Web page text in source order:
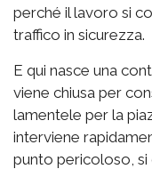
perché il lavoro si
traffico in sicurezza.
E qui nasce una
viene chiusa per
lamentele per la
interviene
punto pericoloso, si